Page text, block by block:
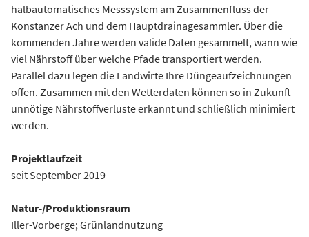
halbautomatisches Messsystem am Zusammenfluss der
Konstanzer Ach und dem Hauptdrainagesammler. Über die
kommenden Jahre werden valide Daten gesammelt, wann wie
viel Nährstoff über welche Pfade transportiert werden.
Parallel dazu legen die Landwirte Ihre Düngeaufzeichnungen
offen. Zusammen mit den Wetterdaten können so in Zukunft
unnötige Nährstoffverluste erkannt und schließlich minimiert
werden.
Projektlaufzeit
seit September 2019
Natur-/Produktionsraum
Iller-Vorberge; Grünlandnutzung